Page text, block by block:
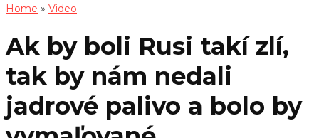
Home » Video
Ak by boli Rusi takí zlí,
tak by nám nedali
jadrové palivo a bolo by